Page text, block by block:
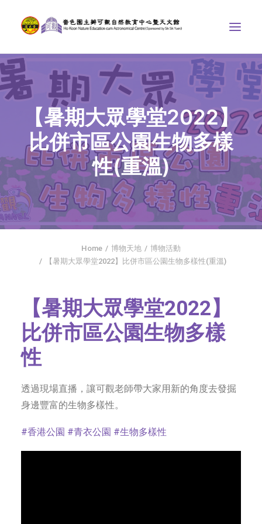
中心介紹
學界課程
博物天地
比賽/專題計劃
聯絡我們
SEARCH
社交平台
【暑期大眾學堂2022】
比併市區公園生物多樣
性(重溫)
Home 博物天地
博物活動
【暑期大眾學堂2022】比併市區公園生物多樣性(重溫)
【暑期大眾學堂2022】
比併市區公園生物多樣
性
透過現場直播，讓可觀老師帶大家用新的角度去發掘
身邊豐富的生物多樣性。
#香港公園 #青衣公園 #生物多樣性